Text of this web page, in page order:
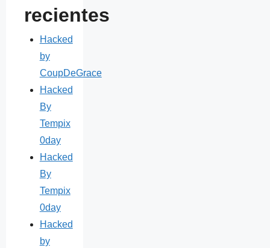
recientes
Hacked
by
CoupDeGrace
Hacked
By
Tempix
0day
Hacked
By
Tempix
0day
Hacked
by